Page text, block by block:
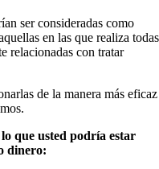
ser consideradas como
en las que realiza todas
relacionadas con tratar
de la manera más eficaz
que usted podría estar
dinero: